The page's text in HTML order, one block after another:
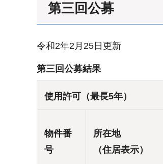
第三回公募
令和2年2月25日更新
第三回公募結果
使用許可（最長5年）
物件番
号
所在地
（住居表示）